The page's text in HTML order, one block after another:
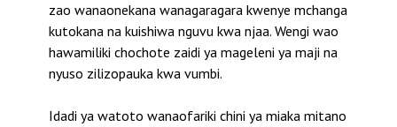
zao wanaonekana wanagaragara kwenye mchanga
kutokana na kuishiwa nguvu kwa njaa. Wengi wao
hawamiliki chochote zaidi ya mageleni ya maji na
nyuso zilizopauka kwa vumbi.
Idadi ya watoto wanaofariki chini ya miaka mitano